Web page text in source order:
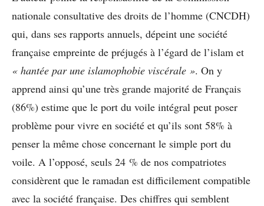
nationale consultative des droits de l’homme (CNCDH)
qui, dans ses rapports annuels, dépeint une société
française empreinte de préjugés à l’égard de l’islam et
« hantée par une islamophobie viscérale ». On y
apprend ainsi qu’une très grande majorité de Français
(86%) estime que le port du voile intégral peut poser
problème pour vivre en société et qu’ils sont 58% à
penser la même chose concernant le simple port du
voile. A l’opposé, seuls 24 % de nos compatriotes
considèrent que le ramadan est difficilement compatible
avec la société française. Des chiffres qui semblent